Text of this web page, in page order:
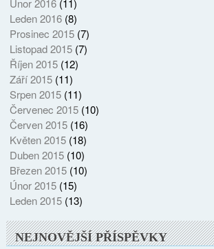
Leden 2016(8)
Prosinec 2015(7)
Listopad 2015(7)
Říjen 2015(12)
Září 2015(11)
Srpen 2015(11)
Červenec 2015(10)
Červen 2015(16)
Květen 2015(18)
Duben 2015(10)
Březen 2015(10)
Únor 2015(15)
Leden 2015(13)
NEJNOVĚJŠÍ PŘÍSPĚVKY